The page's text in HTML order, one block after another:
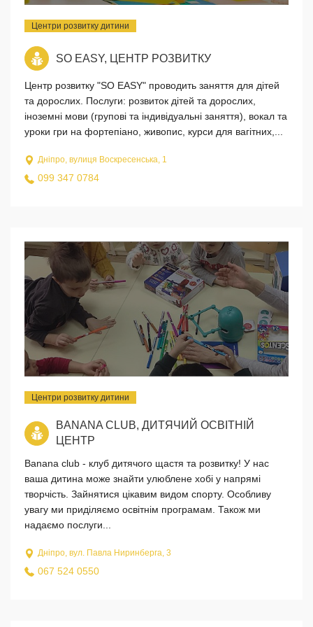
Центри розвитку дитини
SO EASY, ЦЕНТР РОЗВИТКУ
Центр розвитку "SO EASY" проводить заняття для дітей
та дорослих. Послуги: розвиток дітей та дорослих,
іноземні мови (групові та індивідуальні заняття), вокал та
уроки гри на фортепіано, живопис, курси для вагітних,...
Дніпро, вулиця Воскресенська, 1
099 347 0784
Центри розвитку дитини
BANANA CLUB, ДИТЯЧИЙ ОСВІТНІЙ
ЦЕНТР
Banana club - клуб дитячого щастя та розвитку! У нас
ваша дитина може знайти улюблене хобі у напрямі
творчість. Зайнятися цікавим видом спорту. Особливу
увагу ми приділяємо освітнім програмам. Також ми
надаємо послуги...
Дніпро, вул. Павла Ниринберга, 3
067 524 0550